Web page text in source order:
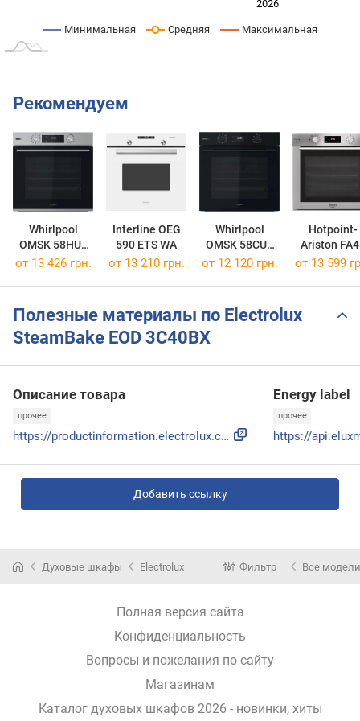
2026
Минимальная Средняя Максимальная
Рекомендуем
Whirlpool
OMSK 58HU1
SX
Interline OEG
590 ETS WA
Whirlpool
OMSK 58CU1
SB
Hotpoint-
Ariston
841 J IX
от 13 426 грн. от 13 210 грн. от 12 120 грн. от 13 599
Полезные материалы по Electrolux
SteamBake EOD 3C40BX
Описание товара
прочее
https://productinformation.electrolux.com/SERVICES/PIServic...
Energy label
прочее
Добавить ссылку
Духовые шкафы Electrolux Фильтр Все модели
Полная версия сайта
Конфиденциальность
Вопросы и пожелания по сайту
Магазинам
Каталог духовых шкафов 2026 - новинки, хиты